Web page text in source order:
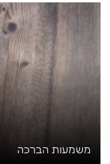
משמעות הברכה